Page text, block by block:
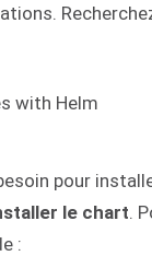
pour
le chart.
: